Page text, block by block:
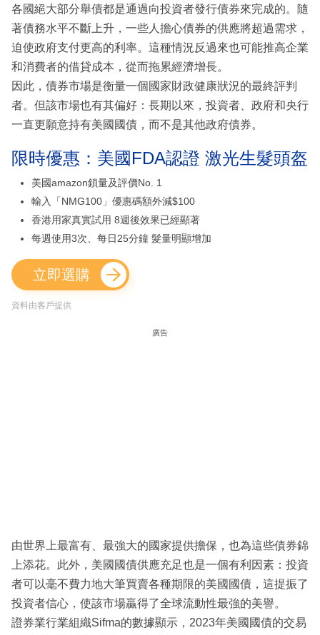
各國絕大部分舉債都是通過向投資者發行債券來完成的。隨
著債務水平不斷上升，一些人擔心債券的供應將超過需求，
迫使政府支付更高的利率。這種情況反過來也可能推高企業
和消費者的借貸成本，從而拖累經濟增長。
因此，債券市場是衡量一個國家財政健康狀況的最終評判
者。但該市場也有其偏好：長期以來，投資者、政府和央行
一直更願意持有美國國債，而不是其他政府債券。
限時優惠：美國FDA認證 激光生髮頭盔
美國amazon鎖量及評價No. 1
輸入「NMG100」優惠碼額外減$100
香港用家真實試用 8週後效果已經顯著
每週使用3次、每日25分鐘 髮量明顯增加
立即選購
資料由客戶提供
廣告
由世界上最富有、最強大的國家提供擔保，也為這些債券錦
上添花。此外，美國國債供應充足也是一個有利因素：投資
者可以毫不費力地大筆買賣各種期限的美國國債，這提振了
投資者信心，使該市場贏得了全球流動性最強的美譽。
證券業行業組織Sifma的數據顯示，2023年美國國債的交易